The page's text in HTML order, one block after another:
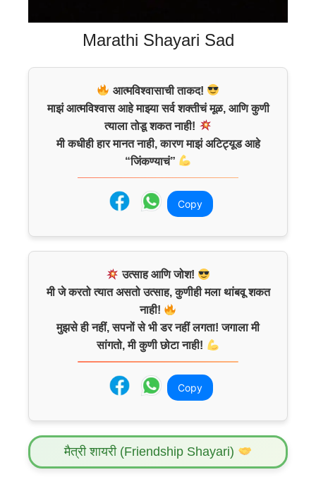
Marathi Shayari Sad
आत्मविश्वासाची ताकद!
माझं आत्मविश्वास आहे माझ्या सर्व शक्तीचं मूळ, आणि कुणी
त्याला तोडू शकत नाही!
मी कधीही हार मानत नाही, कारण माझं अटिट्यूड आहे
“जिंकण्याचं”
Copy
उत्साह आणि जोश!
मी जे करतो त्यात असतो उत्साह, कुणीही मला थांबवू शकत
नाही!
मुझसे ही नहीं, सपनों से भी डर नहीं लगता! जगाला मी
सांगतो, मी कुणी छोटा नाही!
Copy
मैत्री शायरी (Friendship Shayari)